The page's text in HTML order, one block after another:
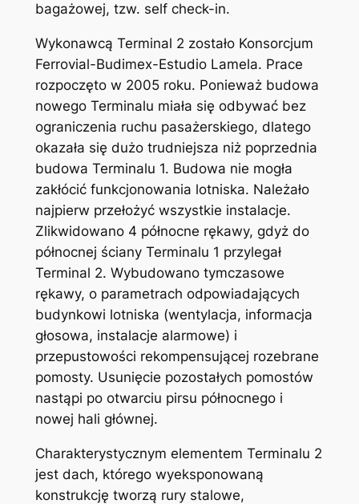
bagażowej, tzw. self check-in.
Wykonawcą Terminal 2 zostało Konsorcjum
Ferrovial-Budimex-Estudio Lamela. Prace
rozpoczęto w 2005 roku. Ponieważ budowa
nowego Terminalu miała się odbywać bez
ograniczenia ruchu pasażerskiego, dlatego
okazała się dużo trudniejsza niż poprzednia
budowa Terminalu 1. Budowa nie mogła
zakłócić funkcjonowania lotniska. Należało
najpierw przełożyć wszystkie instalacje.
Zlikwidowano 4 północne rękawy, gdyż do
północnej ściany Terminalu 1 przylegał
Terminal 2. Wybudowano tymczasowe
rękawy, o parametrach odpowiadających
budynkowi lotniska (wentylacja, informacja
głosowa, instalacje alarmowe) i
przepustowości rekompensującej rozebrane
pomosty. Usunięcie pozostałych pomostów
nastąpi po otwarciu pirsu północnego i
nowej hali głównej.
Charakterystycznym elementem Terminalu 2
jest dach, którego wyeksponowaną
konstrukcję tworzą rury stalowe,